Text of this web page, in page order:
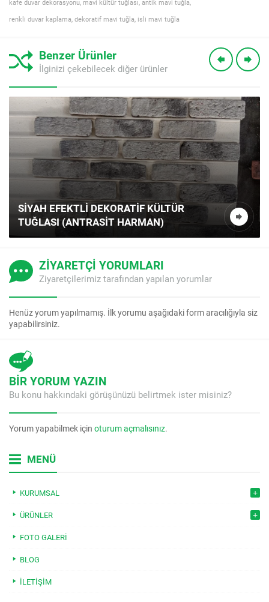
kafe duvar dekorasyonu, mavi kültür tuğlası, antik mavi tuğla,
renkli duvar kaplama, dekoratif mavi tuğla, isli mavi tuğla
Benzer Ürünler
İlginizi çekebilecek diğer ürünler
EKONOMIK DEKORATIF KÜLTÜR TUĞLASI
(RUSTIK SERI)
ZİYARETÇİ YORUMLARI
Ziyaretçilerimiz tarafından yapılan yorumlar
Henüz yorum yapılmamış. İlk yorumu aşağıdaki form aracılığıyla siz
yapabilirsiniz.
BİR YORUM YAZIN
Bu konu hakkındaki görüşünüzü belirtmek ister misiniz?
Yorum yapabilmek için oturum açmalısınız.
MENÜ
KURUMSAL
ÜRÜNLER
FOTO GALERI
BLOG
İLETIŞIM